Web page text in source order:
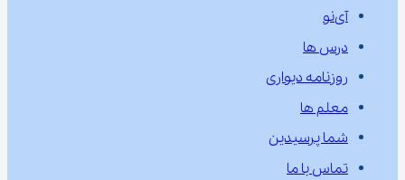
آی‌نو
درس ها
روزنامه دیواری
معلم ها
شما پرسیدین
تماس با ما